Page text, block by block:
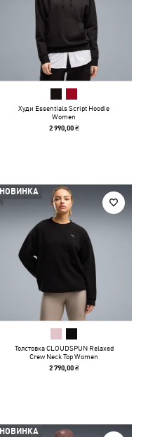
Худи Essentials Script Hoodie
Women
2 990,00 ₴
НОВИНКА
Толстовка CLOUDSPUN Relaxed
Crew Neck Top Women
2 790,00 ₴
НОВИНКА